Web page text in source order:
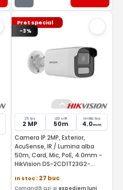
Pret special
-3%
25 fps
2 MP
LED si IR
50m
lentila fixa
4.0mm
Camera IP 2MP, Exterior,
AcuSense, IR / Lumina alba
50m, Card, Mic, PoE, 4.0mm -
HikVision DS-2CD1T23G2-
In stoc: 27 buc
Comandă azi și expediem luni